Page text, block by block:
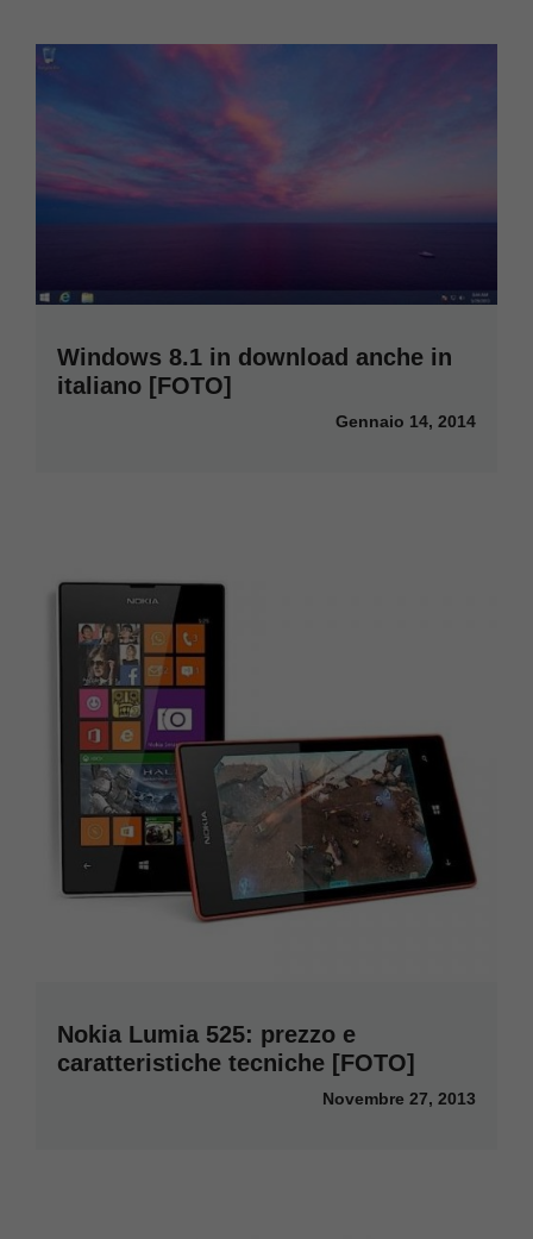
Windows 8.1 in download anche in
italiano [FOTO]
Gennaio 14, 2014
Nokia Lumia 525: prezzo e
caratteristiche tecniche [FOTO]
Novembre 27, 2013